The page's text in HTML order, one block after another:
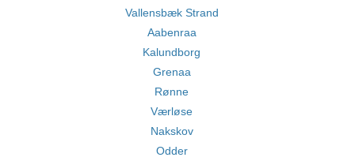
Vallensbæk Strand
Aabenraa
Kalundborg
Grenaa
Rønne
Værløse
Nakskov
Odder